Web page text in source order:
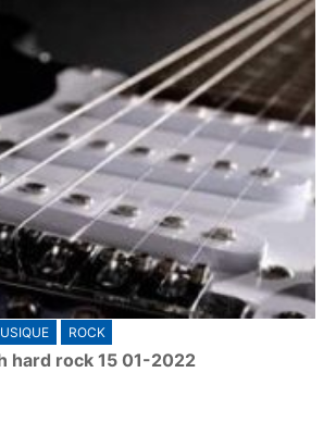
ROCK
hard rock 15 01-2022